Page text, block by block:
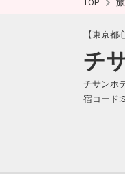
TOP
【東京都
チ
チサンホ
宿コード